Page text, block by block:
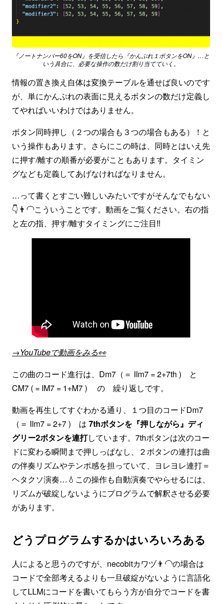
『ノートナンバー60をON』を受信したら『かんぷれ１ボタンをON』…と
いう具合に、必要な操作の数だけ割り当てていく。
情報の置き換え自体は変換テーブルを通せば良いのです
が、単にかんぷれの表面に見えるボタンの数だけ定義し
てやればいいわけではありません。
ボタン同時押し（２つの場合も３つの場合もある）！と
いう操作もあります。さらにこの時は、同時とはいえ先
に押す/離すの順番が必要がこともあります。タイミン
グなども定義してあげなければなりません。
…って書くとすごい難しいみたいですがそんなでもない
👇👨‍🦲こういうことです。動画をご覧ください。右の指
と左の指、押す/離すタイミングにご注目‼️
→YouTubeで動画をみる👀
この曲のコード進行は、Dm7（＝ IIm7 = 2+7th ) と
CM7 ( = IM7 = 1+M7 ) の 繰り返しです。
動画を再生してすぐわかる通り、１つ目のコードDm7
（＝ IIm7 = 2+7 ) は 7thボタンを『押しながら』ディ
グリー2ボタンを連打しています。7thボタンは次のコー
ドに変わる瞬間まで押しっぱなし、２ボタンの連打は曲
の伴奏リズムやテンポ感を担っていて、ヨレヨレ連打＝
ヘタクソ演奏…💧この操作も自動演奏でやらせるには、
リズムが破綻しないようにプログラムで解釈させる必要
があります。
どうプログラムするかはいろいろある
人によると思うのですが、necobitカワヅ👨‍🦲の場合は
コードで全部考えるよりも一旦破綻がないように言語化
してLLMにコードを書いてもらう方が自分でコードを書